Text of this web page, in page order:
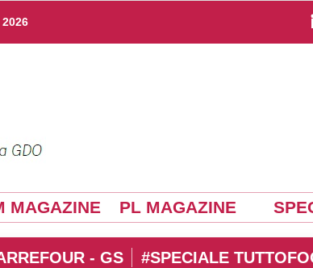
MAGAZINE PL MAGAZINE
- GS #SPECIALE